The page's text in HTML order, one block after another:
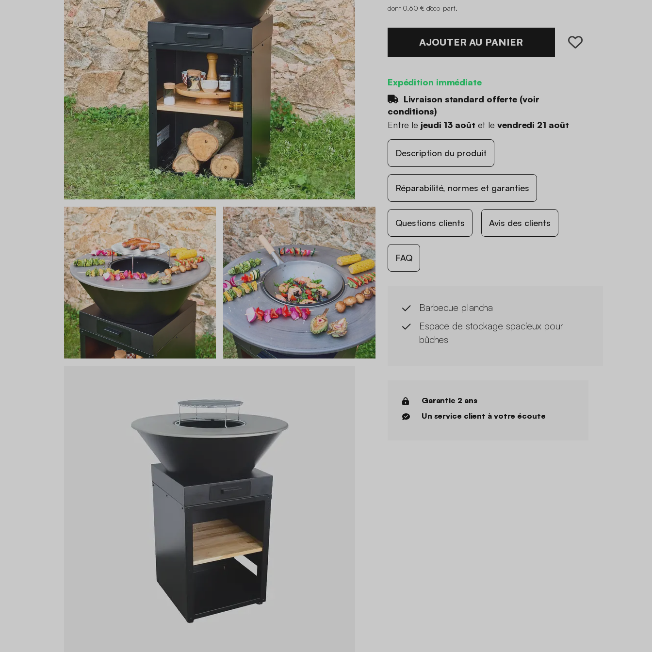
dont 0,60 € d'éco-part.
AJOUTER AU PANIER
Expédition immédiate
Livraison standard offerte (voir
conditions)
Entre le jeudi 13 août et le vendredi 21 août
Description du produit
Réparabilité, normes et garanties
Questions clients Avis des clients
FAQ
Barbecue plancha
Espace de stockage spacieux pour
bûches
Garantie 2 ans
Un service client à votre écoute